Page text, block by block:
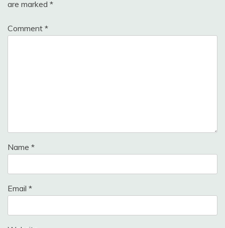
are marked *
Comment *
Name *
Email *